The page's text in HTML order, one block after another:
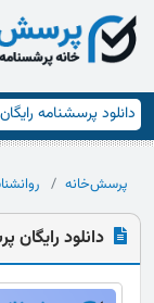
دانلود پرسشنامه رایگان
پرسش‌خانه
دانلود